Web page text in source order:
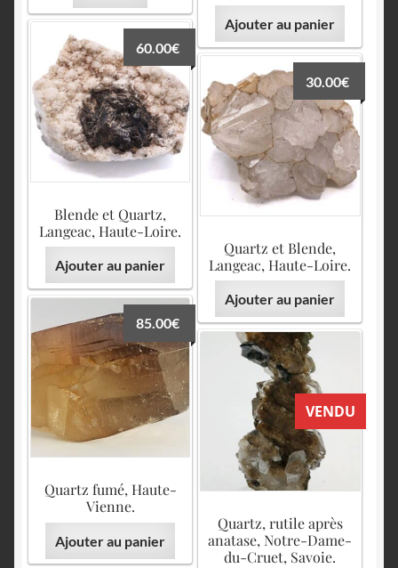
Ajouter au panier
Blende et Quartz,
Langeac, Haute-Loire.
60.00€
Ajouter au panier
Quartz et Blende,
Langeac, Haute-Loire.
30.00€
Ajouter au panier
Quartz fumé, Haute-
Vienne.
85.00€
Ajouter au panier
VENDU
Quartz, rutile après
anatase, Notre-Dame-
du-Cruet, Savoie.